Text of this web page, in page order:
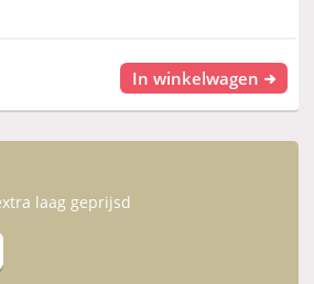
In winkelwagen
laag geprijsd